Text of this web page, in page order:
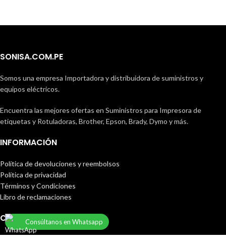
SONISA.COM.PE
Somos una empresa Importadora y distribuidora de suministros y
equipos eléctricos.
Encuentra las mejores ofertas en Suministros para Impresora de
etiquetas y Rotuladoras, Brother, Epson, Brady, Dymo y más.
INFORMACIÓN
Política de devoluciones y reembolsos
Política de privacidad
Términos y Condiciones
Libro de reclamaciones
CONTACTOS
Consúltanos en Whatsapp